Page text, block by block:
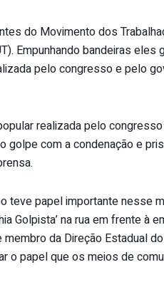
do Movimento dos
Empunhando bandeiras eles
pelo congresso e pelo
realizada pelo
golpe com a condenação e
teve papel importante nesse
Golpista’ na rua em frente à
da Direção Estadual
o papel que os meios de